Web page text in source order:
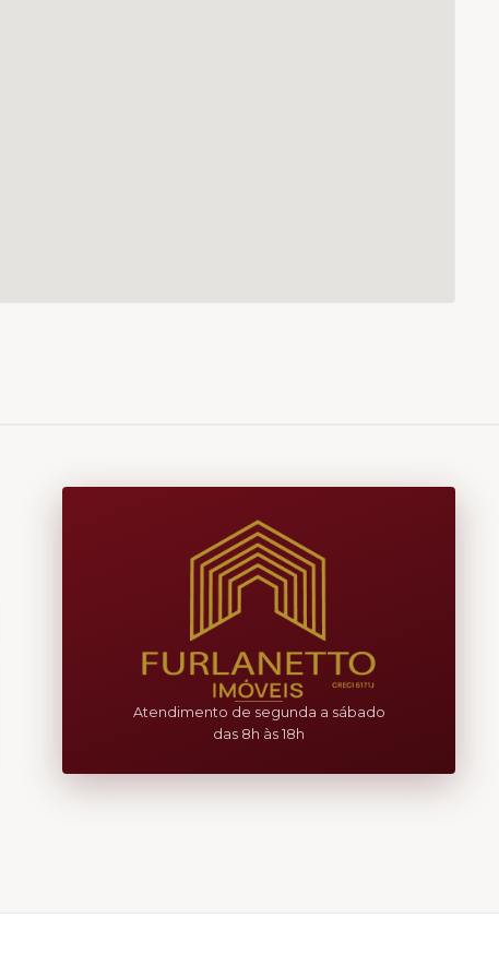
Atendimento de segunda a sábado
das 8h às 18h